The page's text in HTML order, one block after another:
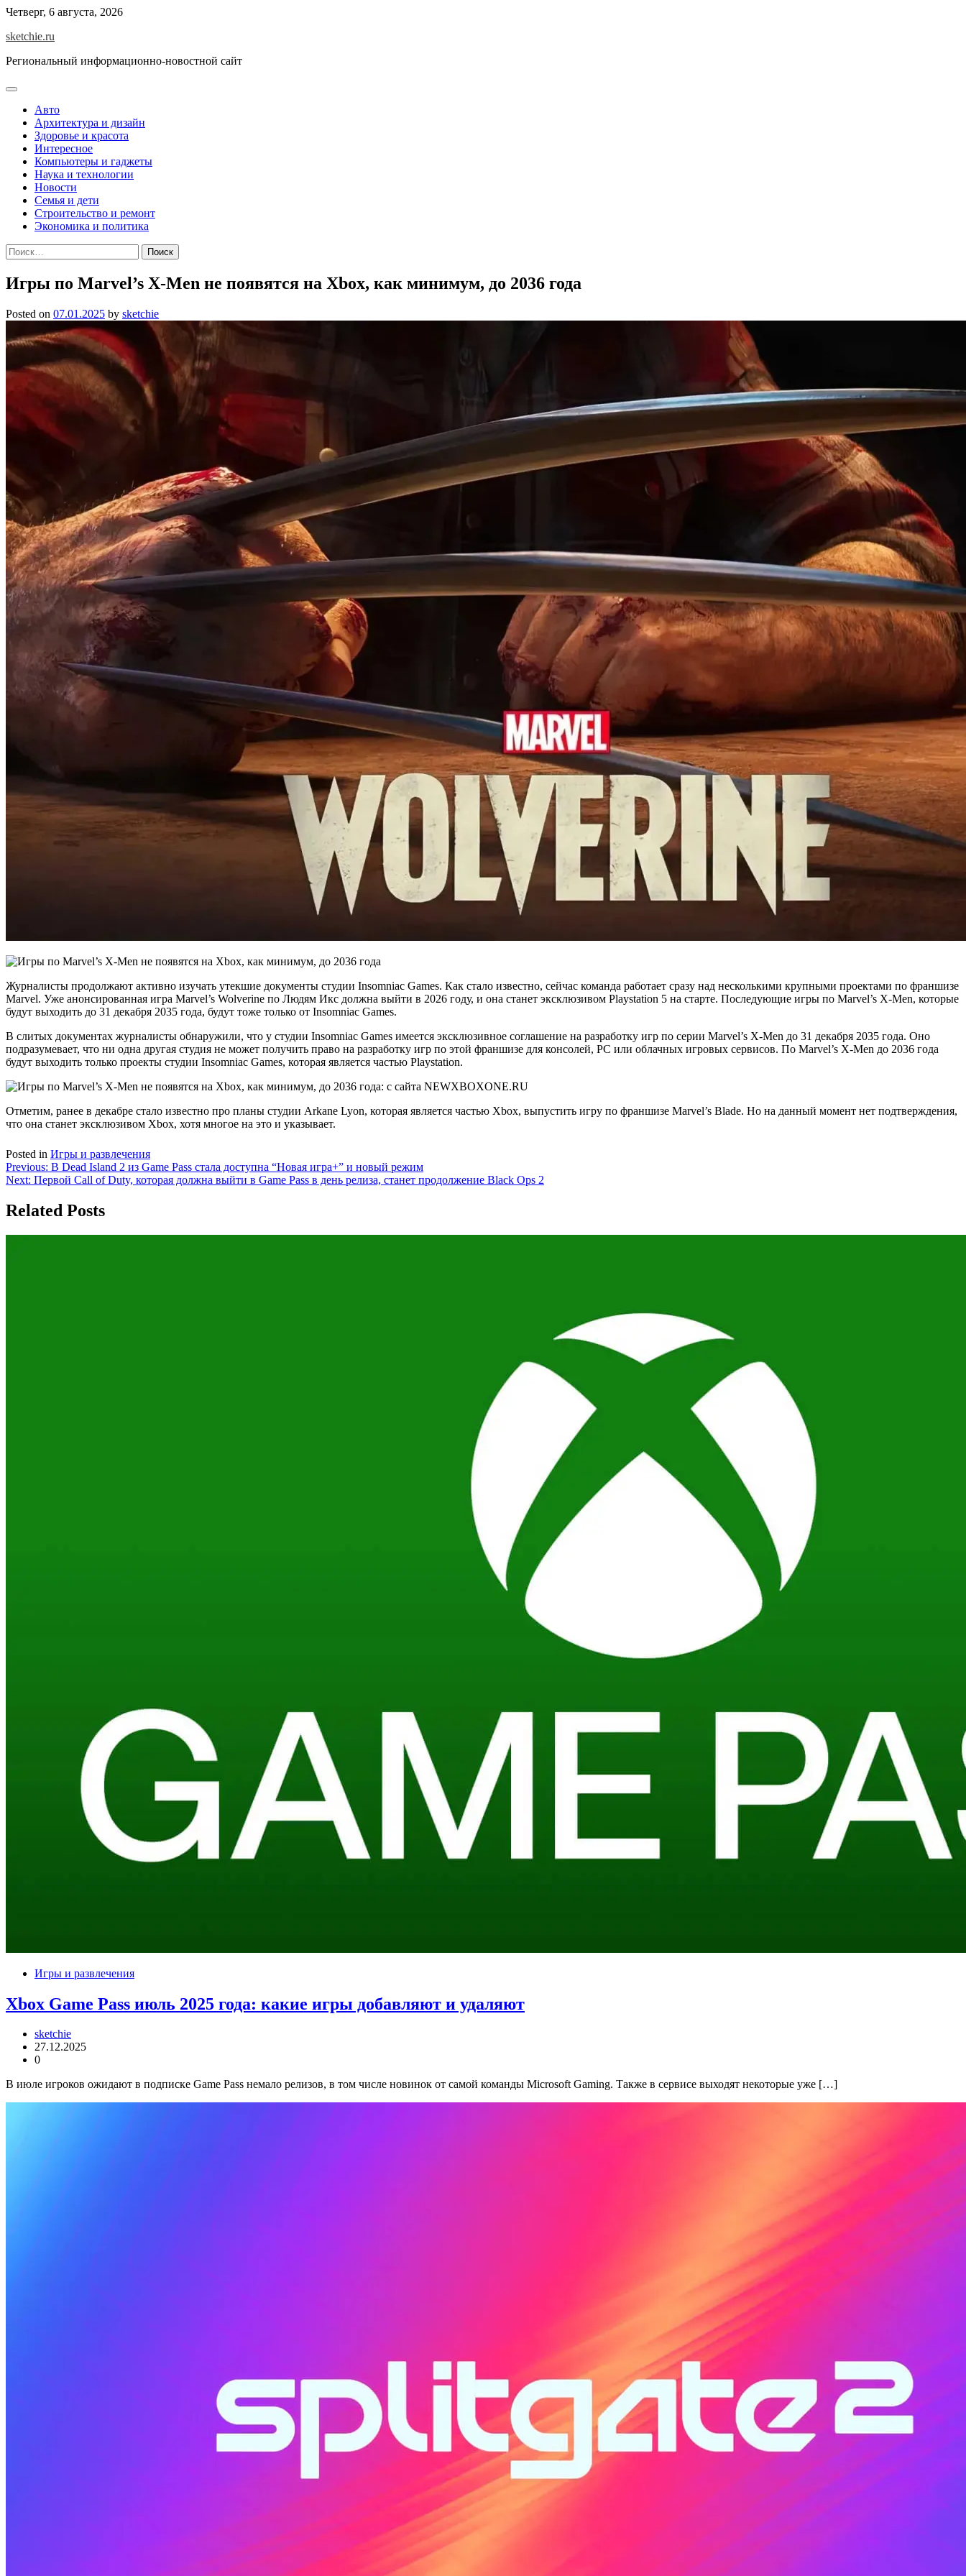
Skip
content
Четверг, 6 августа, 2026
sketchie.ru
Региональный информационно-новостной сайт
Авто
Архитектура и дизайн
Здоровье и красота
Интересное
Компьютеры и гаджеты
Наука и технологии
Новости
Семья и дети
Строительство и ремонт
Экономика и политика
Найти:
Игры по Marvel’s X-Men не появятся на Xbox, как минимум, до 2036 года
Posted on 07.01.2025 by sketchie
Журналисты продолжают активно изучать утекшие документы студии Insomniac Games. Как стало известно, сейчас команда работает сразу над несколькими крупными проектами по франшизе
Marvel. Уже анонсированная игра Marvel’s Wolverine по Людям Икс должна выйти в 2026 году, и она станет эксклюзивом Playstation 5 на старте. Последующие игры по Marvel’s X-Men, которые
будут выходить до 31 декабря 2035 года, будут тоже только от Insomniac Games.
В слитых документах журналисты обнаружили, что у студии Insomniac Games имеется эксклюзивное соглашение на разработку игр по серии Marvel’s X-Men до 31 декабря 2035 года. Оно
подразумевает, что ни одна другая студия не может получить право на разработку игр по этой франшизе для консолей, PC или облачных игровых сервисов. По Marvel’s X-Men до 2036 года
будут выходить только проекты студии Insomniac Games, которая является частью Playstation.
Отметим, ранее в декабре стало известно про планы студии Arkane Lyon, которая является частью Xbox, выпустить игру по франшизе Marvel’s Blade. Но на данный момент нет подтверждения,
что она станет эксклюзивом Xbox, хотя многое на это и указывает.
Posted in Игры и развлечения
Навигация
по
записям
Previous: В Dead Island 2 из Game Pass стала доступна “Новая игра+” и новый режим
Next: Первой Call of Duty, которая должна выйти в Game Pass в день релиза, станет продолжение Black Ops 2
Related Posts
Игры и развлечения
Xbox Game Pass июль 2025 года: какие игры добавляют и удаляют
sketchie
27.12.2025
0
В июле игроков ожидают в подписке Game Pass немало релизов, в том числе новинок от самой команды Microsoft Gaming. Также в сервисе выходят некоторые уже […]